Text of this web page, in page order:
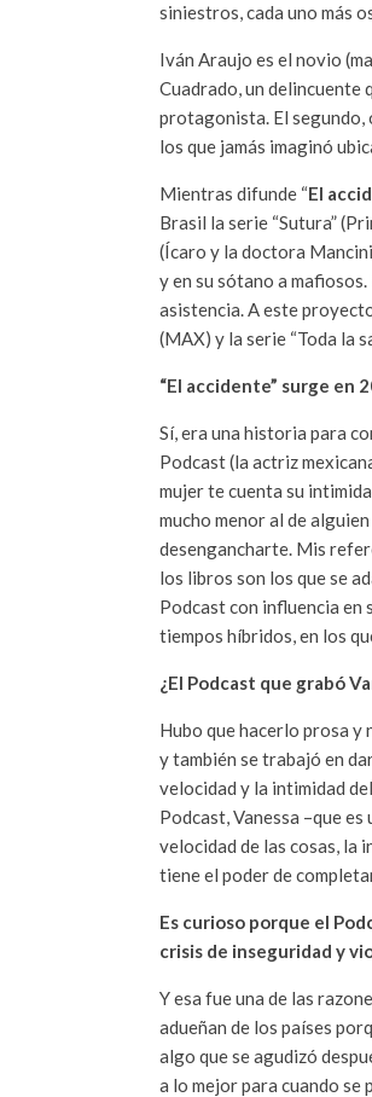
siniestros, cada uno más
Iván Araujo es el novio
Cuadrado, un delincuente
protagonista. El segundo,
los que jamás imaginó
Mientras difunde “El
Brasil la serie “Sutura”
(Ícaro y la doctora
y en su sótano a
asistencia. A este
(MAX) y la serie “Toda la
“El accidente” surge en
Sí, era una historia para
Podcast (la actriz
mujer te cuenta su
mucho menor al de
desengancharte. Mis
los libros son los que se
Podcast con influencia en
tiempos híbridos, en los
¿El Podcast que grabó
Hubo que hacerlo prosa y
y también se trabajó en
velocidad y la intimidad
Podcast, Vanessa –que
velocidad de las cosas, la
tiene el poder de
Es curioso porque el
crisis de inseguridad y
Y esa fue una de las
adueñan de los países
algo que se agudizó
a lo mejor para cuando